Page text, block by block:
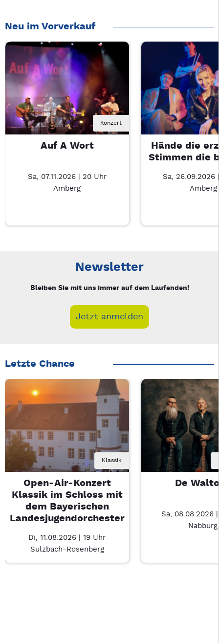
Neu im Vorverkauf
Konzert
Auf A Wort
Sa, 07.11.2026 | 20 Uhr
Amberg
Hände die
Stimmen die
Sa, 26.09.2026
Amberg
Newsletter
Bleiben Sie mit uns immer auf dem Laufenden!
Jetzt anmelden
Letzte Chance
Klassik
Open-Air-Konzert
Klassik im Schloss mit
dem Bayerischen
Landesjugendorchester
Di, 11.08.2026 | 19 Uhr
Sulzbach-Rosenberg
De
Sa, 08.08.2026
Nabburg